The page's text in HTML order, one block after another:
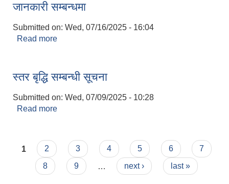
Class - One
जानकारी सम्बन्धमा
Submitted on: Wed, 07/16/2025 - 16:04
Read more
स्तर बृद्धि सम्बन्धी सूचना
Submitted on: Wed, 07/09/2025 - 10:28
Read more
Pages
1 2 3 4 5 6
7
8
9 next › last »